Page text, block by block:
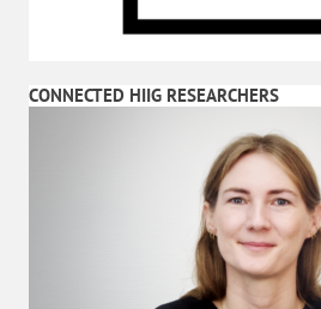
CONNECTED HIIG RESEARCHERS